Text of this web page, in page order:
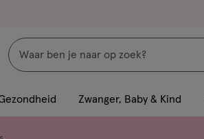
Zoeken
met
dit
Zwanger, Baby & Kind